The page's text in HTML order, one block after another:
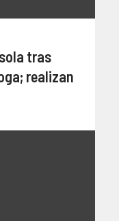
tras
realizan